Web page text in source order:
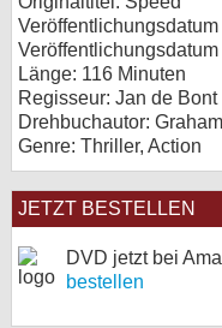
Veröffentlichungsdatum
Länge: 116 Minuten
Regisseur: Jan de Bont
Drehbuchautor:
Genre: Thriller, Action
JETZT BESTELLEN
DVD jetzt bei
bestellen